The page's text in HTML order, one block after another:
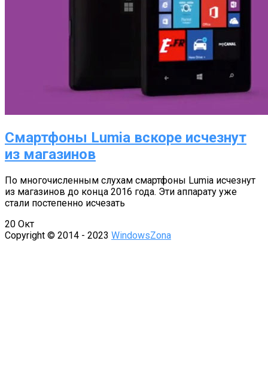
Смартфоны Lumia вскоре исчезнут
из магазинов
По многочисленным слухам смартфоны Lumia исчезнут
из магазинов до конца 2016 года. Эти аппарату уже
стали постепенно исчезать
20 Окт
Copyright © 2014 - 2023 WindowsZona